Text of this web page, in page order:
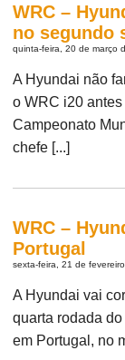
WRC –
no segundo
quinta-feira, 20 de março
A Hyundai não
o WRC i20
Campeonato
chefe [...]
WRC –
Portugal
sexta-feira, 21 de
A Hyundai vai
quarta rodada
em Portugal, no